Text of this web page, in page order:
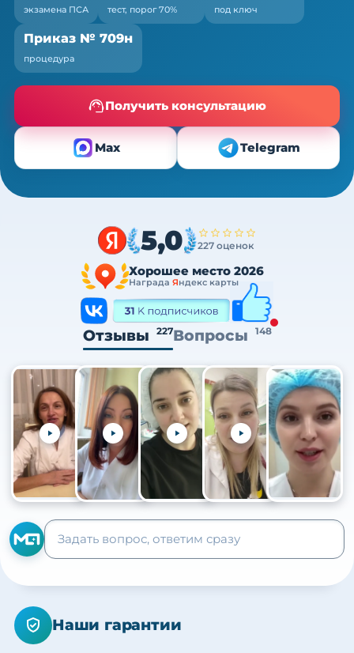
экзамена ПСА тест, порог 70% под ключ
Приказ № 709н
процедура
Получить консультацию
Max Telegram
5,0 227 оценок
Хорошее место 2026
Награда Яндекс карты
Отзывы 227Вопросы 148
+105
Наши гарантии